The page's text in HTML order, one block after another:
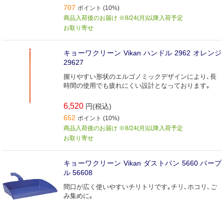
707 ポイント (10%)
商品入荷後のお届け ※8/24(月)以降入荷予定
お取り寄せ
キョーワクリーン Vikan ハンドル 2962 オレンジ
29627
握りやすい形状のエルゴノミックデザインにより､長
時間の使用でも疲れにくい設計となっております｡
6,520 円(税込)
652 ポイント (10%)
商品入荷後のお届け ※8/24(月)以降入荷予定
お取り寄せ
キョーワクリーン Vikan ダストパン 5660 パープ
ル 56608
間口が広く使いやすいチリトリです｡チリ､ホコリ､ご
み集めに｡